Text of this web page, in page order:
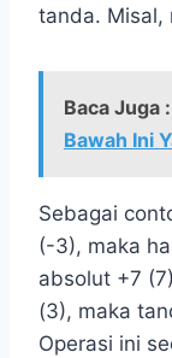
tanda. Misal,
Baca Juga :
Bawah Ini
Sebagai
(-3), maka
absolut +7
(3), maka
Operasi ini